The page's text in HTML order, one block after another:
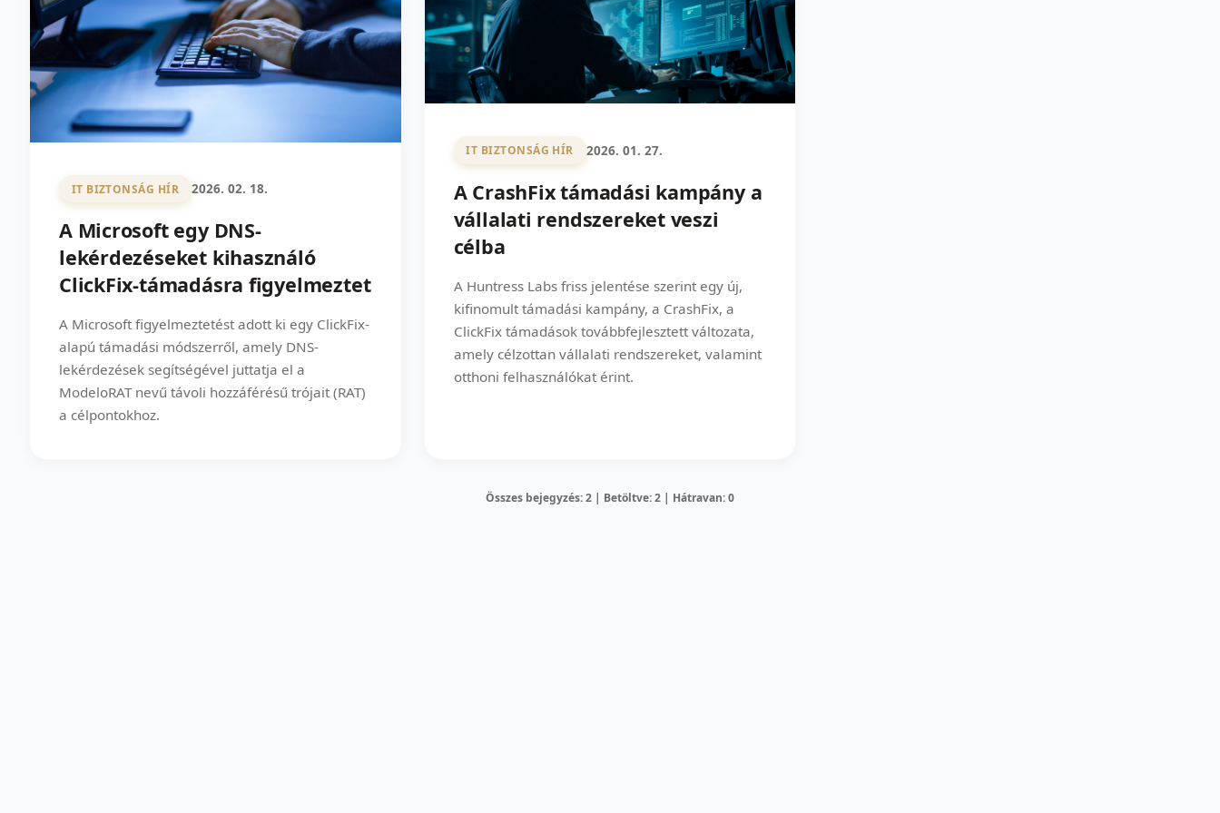
IT BIZTONSÁG HÍR 2026. 02. 18.
A Microsoft egy DNS-
lekérdezéseket kihasználó
ClickFix-támadásra figyelmeztet
A Microsoft figyelmeztetést adott ki egy ClickFix-
alapú támadási módszerről, amely DNS-
lekérdezések segítségével juttatja el a
ModeloRAT nevű távoli hozzáférésű trójait (RAT)
a célpontokhoz.
IT BIZTONSÁG HÍR 2026. 01. 27.
A CrashFix támadási kampány a
vállalati rendszereket veszi
célba
A Huntress Labs friss jelentése szerint egy új,
kifinomult támadási kampány, a CrashFix, a
ClickFix támadások továbbfejlesztett változata,
amely célzottan vállalati rendszereket, valamint
otthoni felhasználókat érint.
Összes bejegyzés: 2 | Betöltve: 2 | Hátravan: 0